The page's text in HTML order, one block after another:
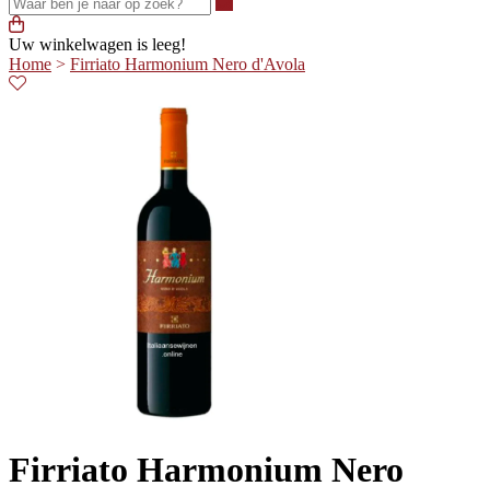
Uw winkelwagen is leeg!
Home > Firriato Harmonium Nero d'Avola
Firriato Harmonium Nero